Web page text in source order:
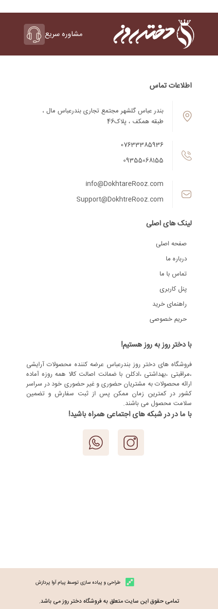
مشاوره سریع
اطلاعات تماس
بندر عباس گلشهر مجتمع تجاری بندرعباس مال ،
طبقه همکف ، پلاک46
07633385936
09355068155
info@DokhtareRooz.com
Support@DokhtreRooz.com
لینک های اصلی
صفحه اصلی
درباره ما
تماس با ما
پنل کاربری
راهنمای خرید
حریم خصوصی
با دختر روز به روز هستیم!
فروشگاه های دختر روز بندرعباس عرضه کننده محصولات آرایشی
،مراقبتی ،بهداشتی ،ادکلن با ضمانت اصالت کالا همه روزه آماده
ارائه محصولات به مشتریان حضوری و غیر حضوری خود در سراسر
کشور در کمترین زمان ممکن پس از ثبت سفارش و تضمین
سلامت محصول می باشند.
با ما در در شبکه های اجتماعی همراه باشید!
طراحی و پیاده سازی توسط پیام آوا پردازش
تمامی حقوق این سایت متعلق به فروشگاه دختر روز می باشد.